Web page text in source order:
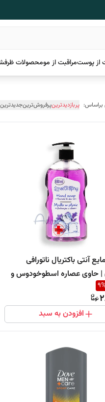
از پوستمراقبت از مومحصولات
پربازدیدترینپرفروش‌ترینجدیدترین
آنتی باکتریال ناتورافی
| حاوی عصاره اسطوخودوس و
9
افزودن به سبد